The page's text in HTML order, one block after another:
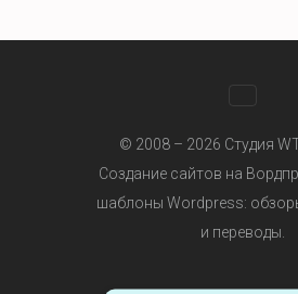
© 2008 – 2026 Студия
Создание сайтов на
шаблоны Wordpress:
и переводы.